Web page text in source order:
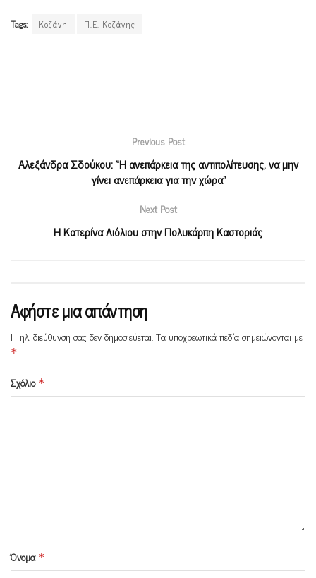
Tags: Κοζάνη Π.Ε. Κοζάνης
Previous Post
Αλεξάνδρα Σδούκου: “Η ανεπάρκεια της αντιπολίτευσης, να μην
γίνει ανεπάρκεια για την χώρα”
Next Post
Η Κατερίνα Λιόλιου στην Πολυκάρπη Καστοριάς
Αφήστε μια απάντηση
Η ηλ. διεύθυνση σας δεν δημοσιεύεται.Τα υποχρεωτικά πεδία σημειώνονται με
*
Σχόλιο *
Όνομα *